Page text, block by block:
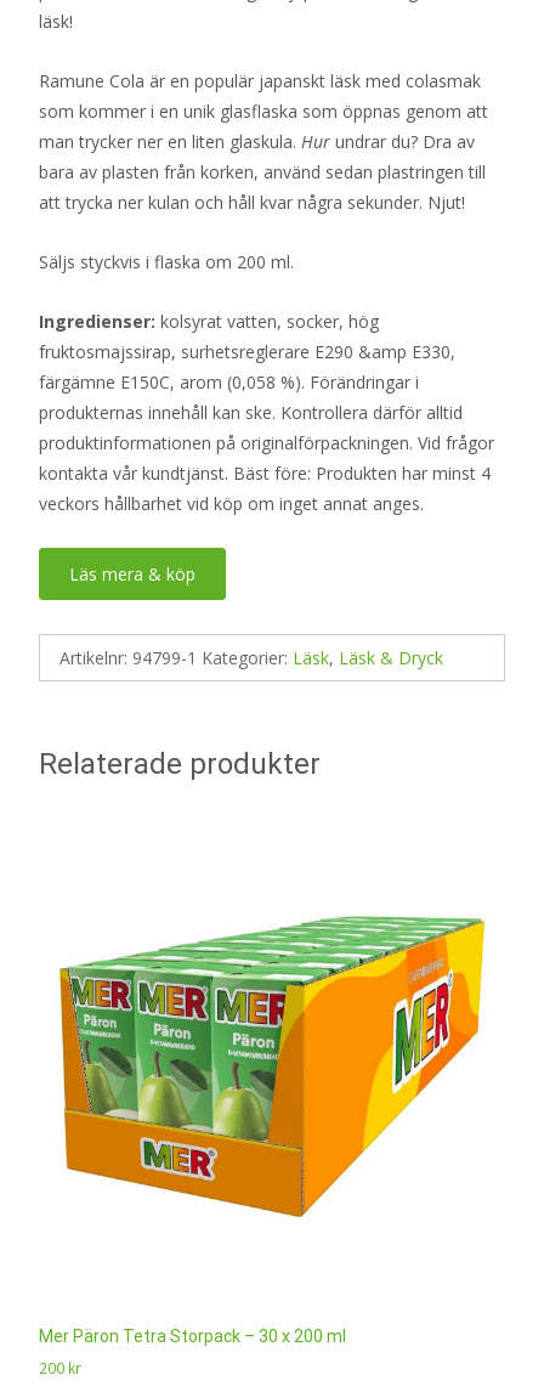
läsk!
Ramune Cola är en populär japanskt läsk med colasmak
som kommer i en unik glasflaska som öppnas genom att
man trycker ner en liten glaskula. Hur undrar du? Dra av
bara av plasten från korken, använd sedan plastringen till
att trycka ner kulan och håll kvar några sekunder. Njut!
Säljs styckvis i flaska om 200 ml.
Ingredienser: kolsyrat vatten, socker, hög
fruktosmajssirap, surhetsreglerare E290 &amp E330,
färgämne E150C, arom (0,058 %). Förändringar i
produkternas innehåll kan ske. Kontrollera därför alltid
produktinformationen på originalförpackningen. Vid frågor
kontakta vår kundtjänst. Bäst före: Produkten har minst 4
veckors hållbarhet vid köp om inget annat anges.
Läs mera & köp
Artikelnr: 94799-1 Kategorier: Läsk, Läsk & Dryck
Relaterade produkter
Mer Päron Tetra Storpack – 30 x 200 ml
200 kr